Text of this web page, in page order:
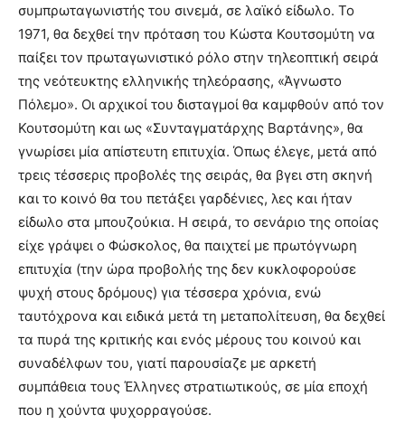
συμπρωταγωνιστής του σινεμά, σε λαϊκό είδωλο. Το
1971, θα δεχθεί την πρόταση του Κώστα Κουτσομύτη να
παίξει τον πρωταγωνιστικό ρόλο στην τηλεοπτική σειρά
της νεότευκτης ελληνικής τηλεόρασης, «Άγνωστο
Πόλεμο». Οι αρχικοί του δισταγμοί θα καμφθούν από τον
Κουτσομύτη και ως «Συνταγματάρχης Βαρτάνης», θα
γνωρίσει μία απίστευτη επιτυχία. Όπως έλεγε, μετά από
τρεις τέσσερις προβολές της σειράς, θα βγει στη σκηνή
και το κοινό θα του πετάξει γαρδένιες, λες και ήταν
είδωλο στα μπουζούκια. Η σειρά, το σενάριο της οποίας
είχε γράψει ο Φώσκολος, θα παιχτεί με πρωτόγνωρη
επιτυχία (την ώρα προβολής της δεν κυκλοφορούσε
ψυχή στους δρόμους) για τέσσερα χρόνια, ενώ
ταυτόχρονα και ειδικά μετά τη μεταπολίτευση, θα δεχθεί
τα πυρά της κριτικής και ενός μέρους του κοινού και
συναδέλφων του, γιατί παρουσίαζε με αρκετή
συμπάθεια τους Έλληνες στρατιωτικούς, σε μία εποχή
που η χούντα ψυχορραγούσε.